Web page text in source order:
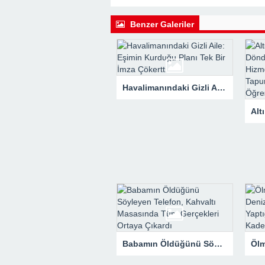
Benzer Galeriler
Havalimanındaki Gizli Aile: Eşimin Kurduğu Planı Tek Bir İmza Çökertti
Babamın Öldüğünü Söyleyen Telefon, Kahvaltı Masasında Tüm Gerçekleri Ortaya Çıkardı